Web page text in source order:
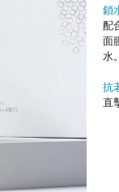
鎖
配
面
水。
抗
直